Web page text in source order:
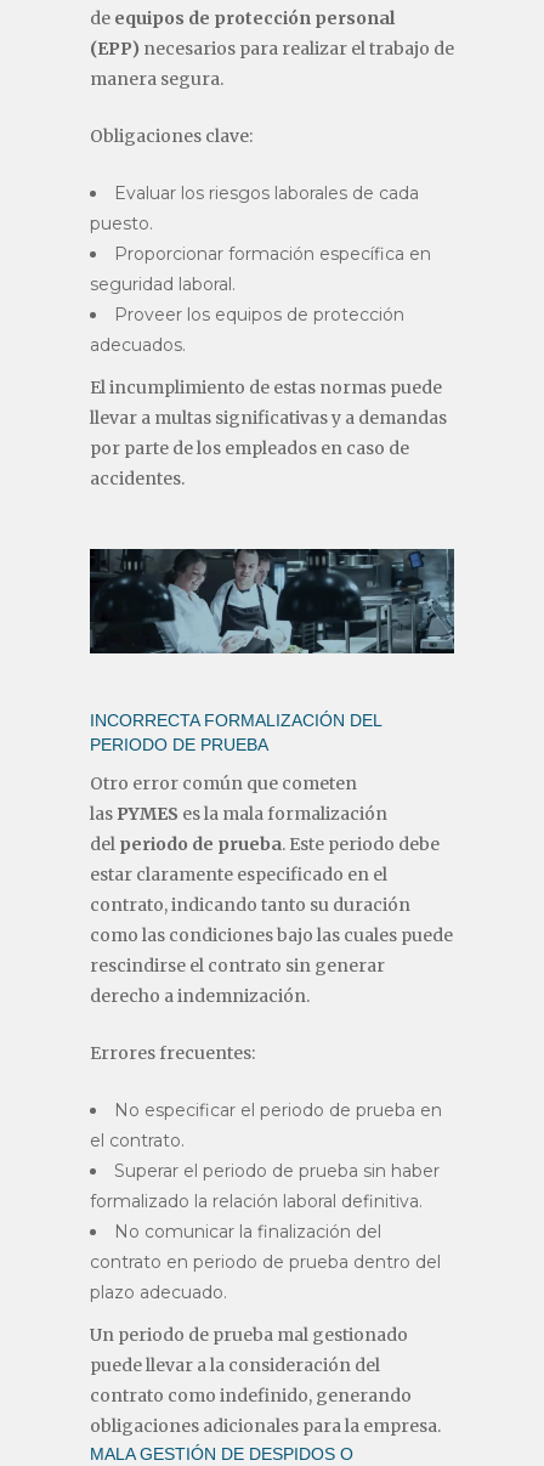
de equipos de protección personal
(EPP) necesarios para realizar el trabajo de
manera segura.
Obligaciones clave:
Evaluar los riesgos laborales de cada
puesto.
Proporcionar formación específica en
seguridad laboral.
Proveer los equipos de protección
adecuados.
El incumplimiento de estas normas puede
llevar a multas significativas y a demandas
por parte de los empleados en caso de
accidentes.
INCORRECTA FORMALIZACIÓN DEL
PERIODO DE PRUEBA
Otro error común que cometen
las PYMES es la mala formalización
del periodo de prueba. Este periodo debe
estar claramente especificado en el
contrato, indicando tanto su duración
como las condiciones bajo las cuales puede
rescindirse el contrato sin generar
derecho a indemnización.
Errores frecuentes:
No especificar el periodo de prueba en
el contrato.
Superar el periodo de prueba sin haber
formalizado la relación laboral definitiva.
No comunicar la finalización del
contrato en periodo de prueba dentro del
plazo adecuado.
Un periodo de prueba mal gestionado
puede llevar a la consideración del
contrato como indefinido, generando
obligaciones adicionales para la empresa.
MALA GESTIÓN DE DESPIDOS O